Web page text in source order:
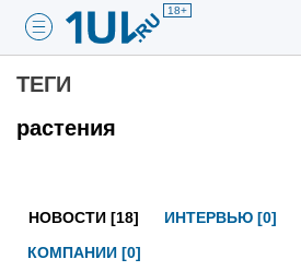
18+
ТЕГИ
растения
НОВОСТИ [18] ИНТЕРВЬЮ [0]
КОМПАНИИ [0]